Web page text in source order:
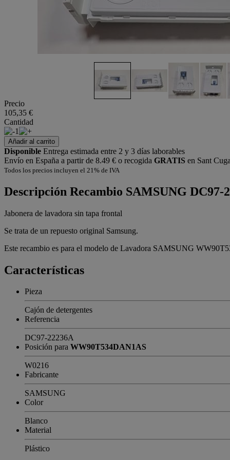
Precio
105,35 €
Cantidad
1
Añadir al carrito
Disponible Entrega estimada entre 2 y 3 días laborables
Envío en España a partir de 8.49 € o recogida GRATIS en Sant
Todos los precios incluyen el 21% de IVA
Descripción Recambio SAMSUNG DC97-
Jabonera de lavadora sin tapa frontal
Se trata de un repuesto original Samsung.
Este recambio es para el modelo de Lavadora SAMSUNG
Características
Pieza
Cajón de detergentes
Referencia
DC97-22236A
Posición para WW90T534DAN1AS
W0216
Fabricante
SAMSUNG
Color
Blanco
Material
Plástico